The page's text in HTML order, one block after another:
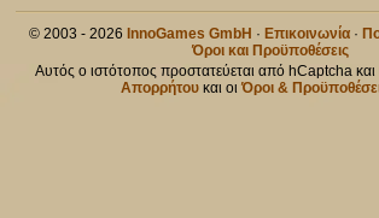
© 2003 - 2026 InnoGames GmbH · Επικοινωνία ·
Όροι και Προϋποθέσεις
Αυτός ο ιστότοπος προστατεύεται από hCaptcha και
Απορρήτου και οιΌροι &